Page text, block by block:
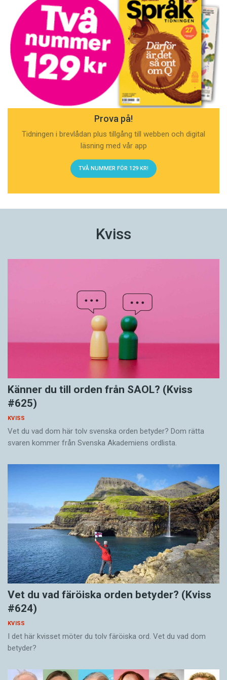
Prova på!
Tidningen i brevlådan plus tillgång till webben och digital
läsning med vår app
TVÅ NUMMER FÖR 129 KR!
Kviss
Känner du till orden från SAOL? (Kviss
#625)
KVISS
Vet du vad dom här tolv svenska orden betyder? Dom rätta
svaren kommer från Svenska Akademiens ordlista.
Vet du vad färöiska orden betyder? (Kviss
#624)
KVISS
I det här kvisset möter du tolv färöiska ord. Vet du vad dom
betyder?